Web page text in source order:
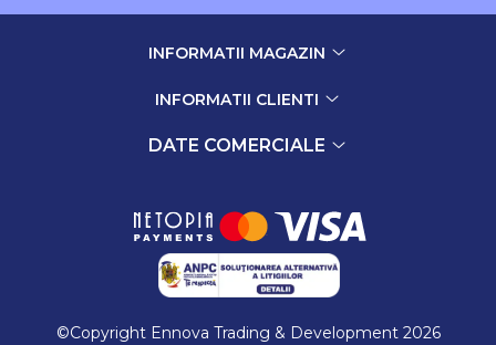
INFORMATII MAGAZIN
INFORMATII CLIENTI
DATE COMERCIALE
©Copyright Ennova Trading & Development 2026